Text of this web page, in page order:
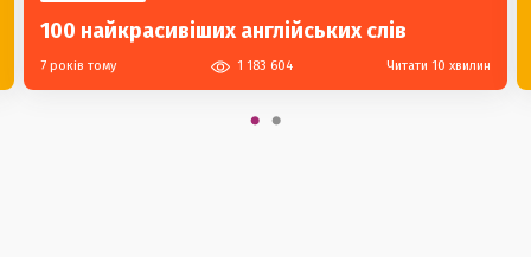
100 найкрасивіших англійських слів
7 років тому 1 183 604 Читати 10 хвилин